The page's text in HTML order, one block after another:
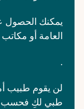
يمكنك الحصول
العامة أو مكاتب
.
لن يقوم طبيب
طبي لكِ فحسب،